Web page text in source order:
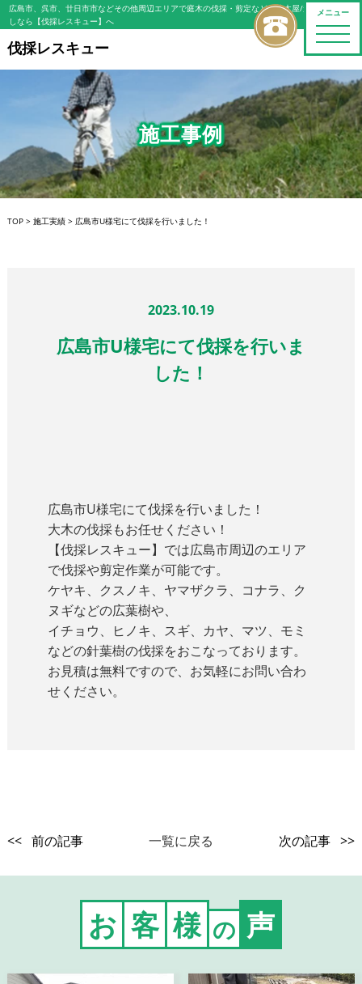
メニュー
toggle
広島市、呉市、廿日市市などその他周辺エリアで庭木の伐採・剪定などの植木屋/造園屋をお探
しなら【伐採レスキュー】へ
伐採レスキュー
施工事例
TOP> 施工実績> 広島市U様宅にて伐採を行いました！
2023.10.19
広島市U様宅にて伐採を行いま
した！
広島市U様宅にて伐採を行いました！
大木の伐採もお任せください！
【伐採レスキュー】では広島市周辺のエリア
で伐採や剪定作業が可能です。
ケヤキ、クスノキ、ヤマザクラ、コナラ、ク
ヌギなどの広葉樹や、
イチョウ、ヒノキ、スギ、カヤ、マツ、モミ
などの針葉樹の伐採をおこなっております。
お見積は無料ですので、お気軽にお問い合わ
せください。
<< 前の記事 一覧に戻る 次の記事 >>
お 客 様 の 声